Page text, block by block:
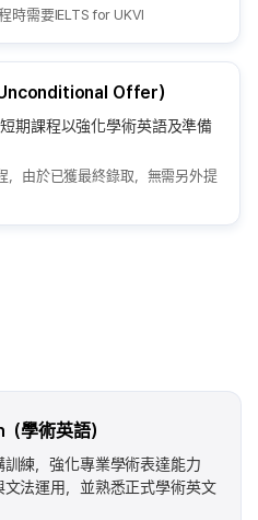
時需要IELTS for UKVI
Offer）
期課程以強化學術英語及準備
由於已獲最終錄取，無需另外提
學術英語）
練，強化專業學術表達能力
文法運用，並熟悉正式學術英文